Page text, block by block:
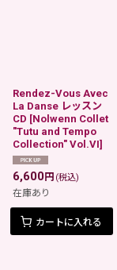
Rendez-Vous Avec
La Danse レッスン
CD [Nolwenn Collet
"Tutu and Tempo
Collection" Vol.VI]
6,600円 (税込)
在庫あり
カートに入れる